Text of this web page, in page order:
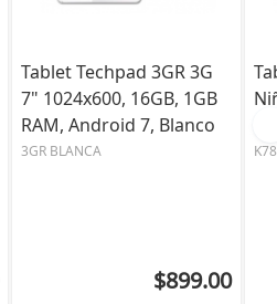
Tablet Techpad 3GR 3G
7" 1024x600, 16GB, 1GB
RAM, Android 7, Blanco
3GR BLANCA
$899.00